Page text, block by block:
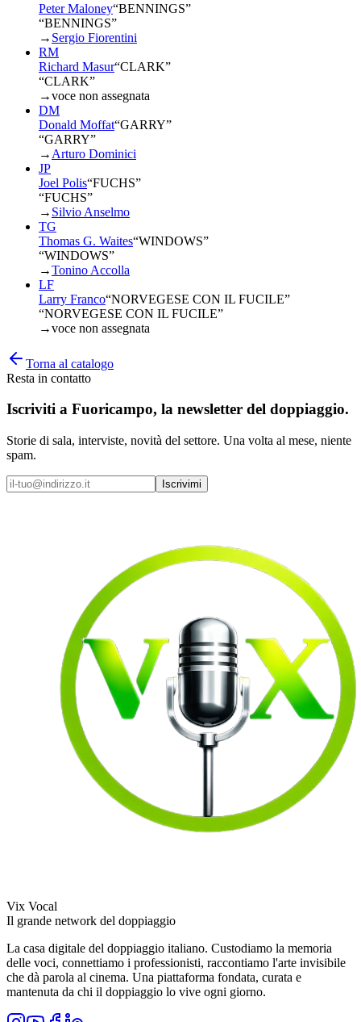
Peter Maloney“BENNINGS”
“BENNINGS”
→ Sergio Fiorentini
RM
Richard Masur“CLARK”
“CLARK”
→voce non assegnata
DM
Donald Moffat“GARRY”
“GARRY”
→ Arturo Dominici
JP
Joel Polis“FUCHS”
“FUCHS”
→ Silvio Anselmo
TG
Thomas G. Waites“WINDOWS”
“WINDOWS”
→Tonino Accolla
LF
Larry Franco“NORVEGESE CON IL FUCILE”
“NORVEGESE CON IL FUCILE”
→voce non assegnata
Torna al catalogo
Resta in contatto
Iscriviti a Fuoricampo, la newsletter del doppiaggio.
Storie di sala, interviste, novità del settore. Una volta al mese, niente
spam.
Iscrivimi
Vix Vocal
Il grande network del doppiaggio
La casa digitale del doppiaggio italiano. Custodiamo la memoria
delle voci, connettiamo i professionisti, raccontiamo l'arte invisibile
che dà parola al cinema. Una piattaforma fondata, curata e
mantenuta da chi il doppiaggio lo vive ogni giorno.